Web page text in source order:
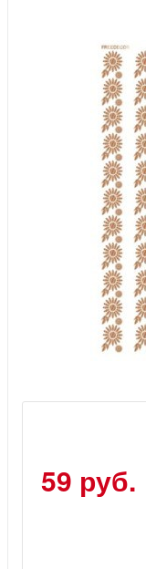
59 руб.